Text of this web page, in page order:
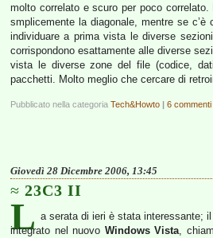
molto correlato e scuro per poco
smplicemente la diagonale, mentre se
individuare a prima vista le diverse
corrispondono esattamente alle diverse
vista le diverse zone del file (codice,
pacchetti. Molto meglio che cercare di
Pubblicato nella categoria Tech&Howto | 6 commenti
Giovedì 28 Dicembre 2006, 13:45
23C3 II
L a serata di ieri è stata interessante;
integrato nel nuovo Windows Vista,